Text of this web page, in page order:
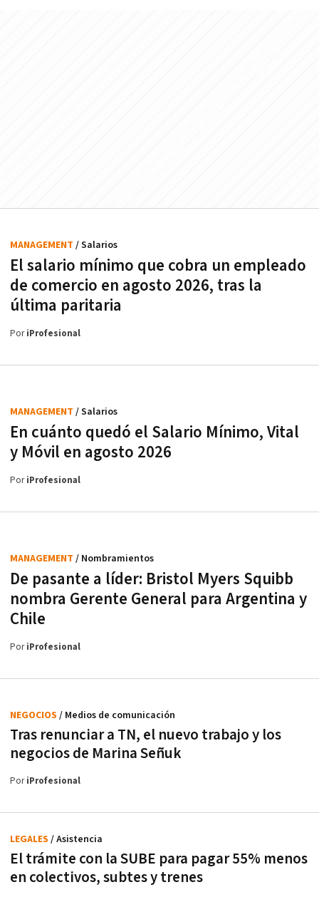
El salario mínimo que cobra un empleado
de comercio en agosto 2026, tras la
última paritaria
MANAGEMENT / Salarios
PoriProfesional
En cuánto quedó el Salario Mínimo, Vital
y Móvil en agosto 2026
MANAGEMENT / Salarios
PoriProfesional
De pasante a líder: Bristol Myers Squibb
nombra Gerente General para Argentina y
Chile
MANAGEMENT / Nombramientos
PoriProfesional
Tras renunciar a TN, el nuevo trabajo y los
negocios de Marina Señuk
NEGOCIOS / Medios de comunicación
PoriProfesional
El trámite con la SUBE para pagar 55% menos
en colectivos, subtes y trenes
LEGALES / Asistencia